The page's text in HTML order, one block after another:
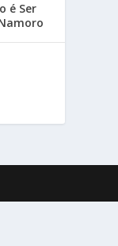
é Ser